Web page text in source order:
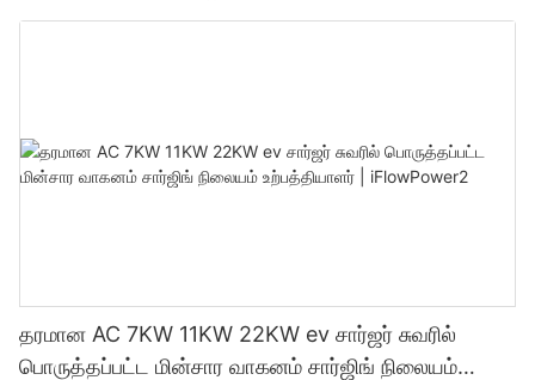
iFlowPower3
தரமான AC 7KW 11KW 22KW ev சார்ஜர் சுவரில்
பொருத்தப்பட்ட மின்சார வாகனம் சார்ஜிங் நிலையம்